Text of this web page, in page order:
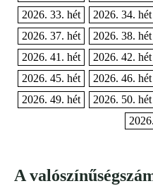
2026. 33. hét
2026. 34. hét
2026. 37. hét
2026. 38. hét
2026. 41. hét
2026. 42. hét
2026. 45. hét
2026. 46. hét
2026. 49. hét
2026. 50. hét
A